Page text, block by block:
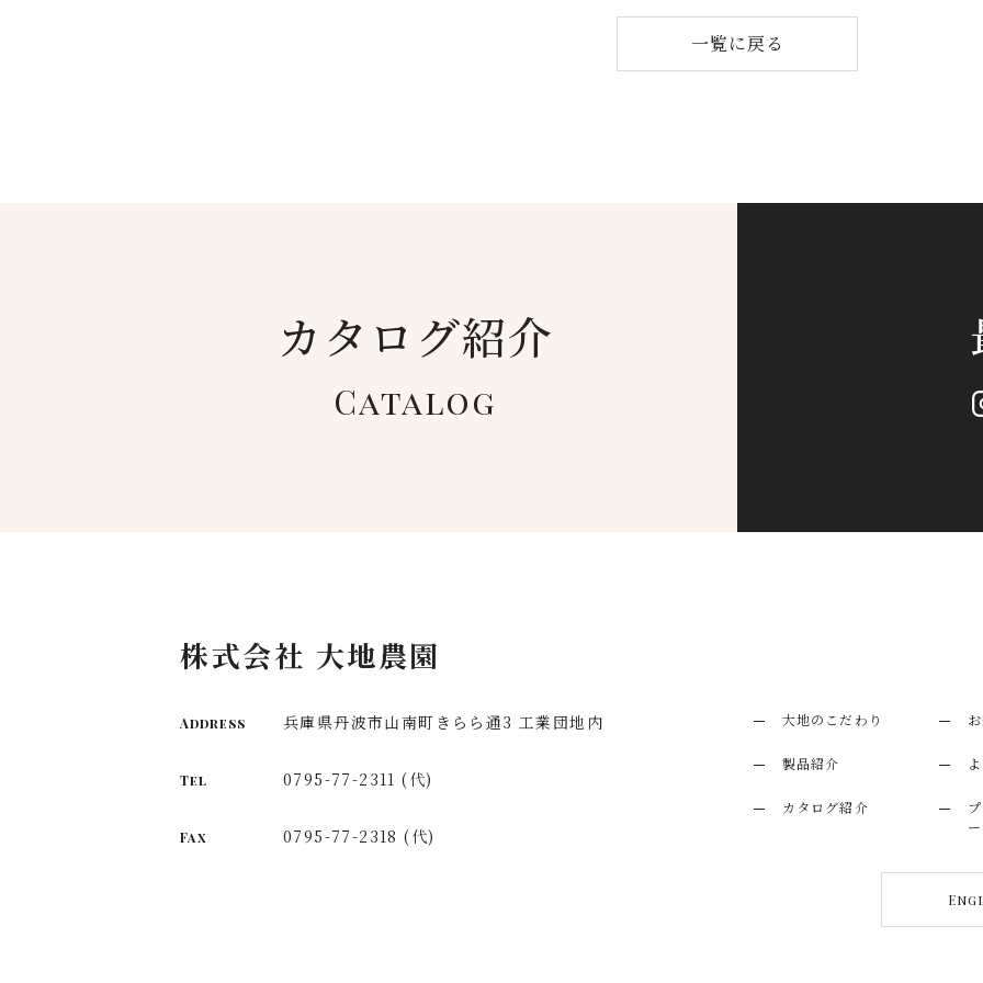
一覧に戻る
カタログ紹介
Catalog
株式会社 大地農園
Address 兵庫県丹波市山南町きらら通3 工業団地内
Tel 0795-77-2311 (代)
Fax 0795-77-2318 (代)
大地のこだわり
製品紹介
カタログ紹介
ー